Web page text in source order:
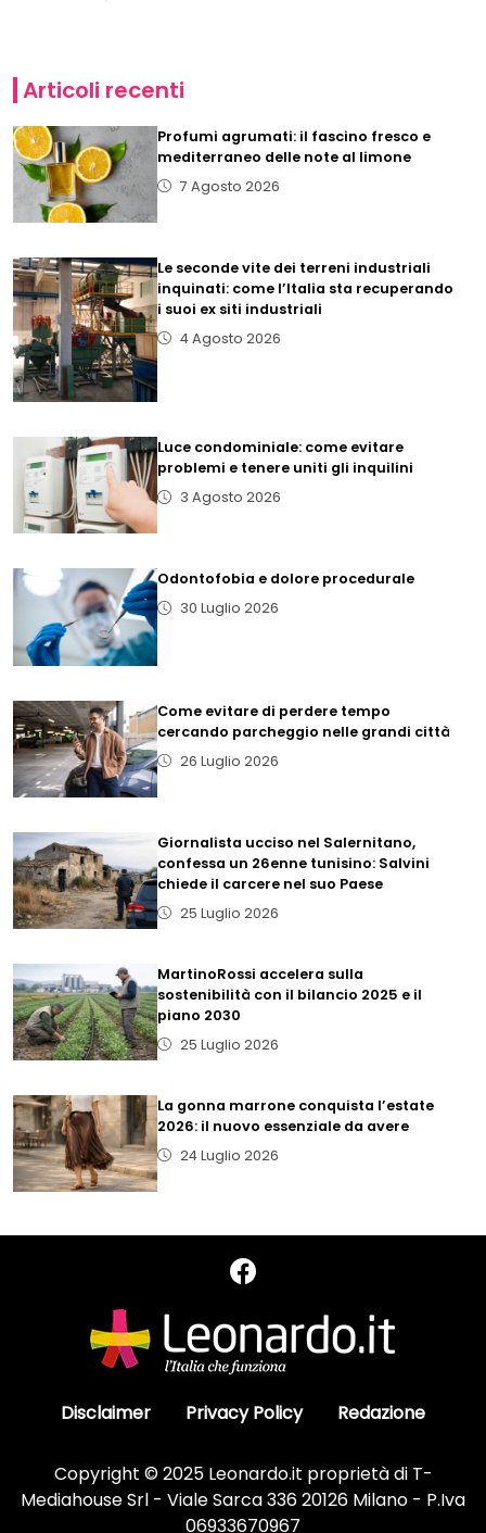
Articoli recenti
Profumi agrumati: il fascino fresco e
mediterraneo delle note al limone
7 Agosto 2026
Le seconde vite dei terreni industriali
inquinati: come l’Italia sta recuperando
i suoi ex siti industriali
4 Agosto 2026
Luce condominiale: come evitare
problemi e tenere uniti gli inquilini
3 Agosto 2026
Odontofobia e dolore procedurale
30 Luglio 2026
Come evitare di perdere tempo
cercando parcheggio nelle grandi città
26 Luglio 2026
Giornalista ucciso nel Salernitano,
confessa un 26enne tunisino: Salvini
chiede il carcere nel suo Paese
25 Luglio 2026
MartinoRossi accelera sulla
sostenibilità con il bilancio 2025 e il
piano 2030
25 Luglio 2026
La gonna marrone conquista l’estate
2026: il nuovo essenziale da avere
24 Luglio 2026
Disclaimer Privacy Policy Redazione
Copyright © 2025 Leonardo.it proprietà di T-
Mediahouse Srl - Viale Sarca 336 20126 Milano - P.Iva
06933670967